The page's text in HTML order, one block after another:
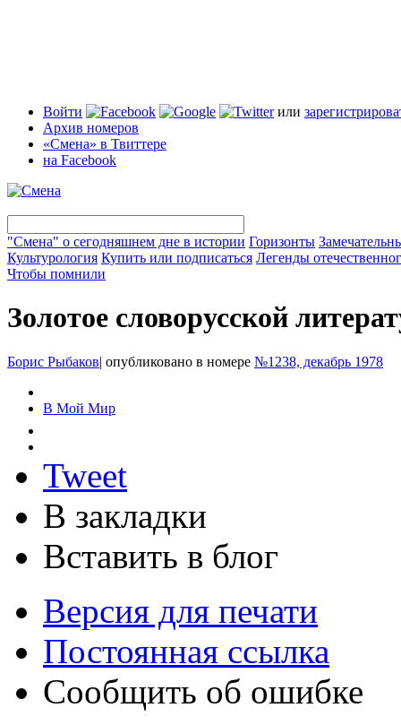
Войти или
Архив номеров
«Смена» в Твиттере
на Facebook
"Смена" о сегодняшнем дне в истории Горизонты
Культурология Купить или подписаться Легенды
Чтобы помнили
Золотое словорусской
Борис Рыбаков| опубликовано в номере №1238, декабрь 1978
В Мой Мир
Tweet
В закладки
Вставить в блог
Версия для печати
Постоянная ссылка
Сообщить об ошибке